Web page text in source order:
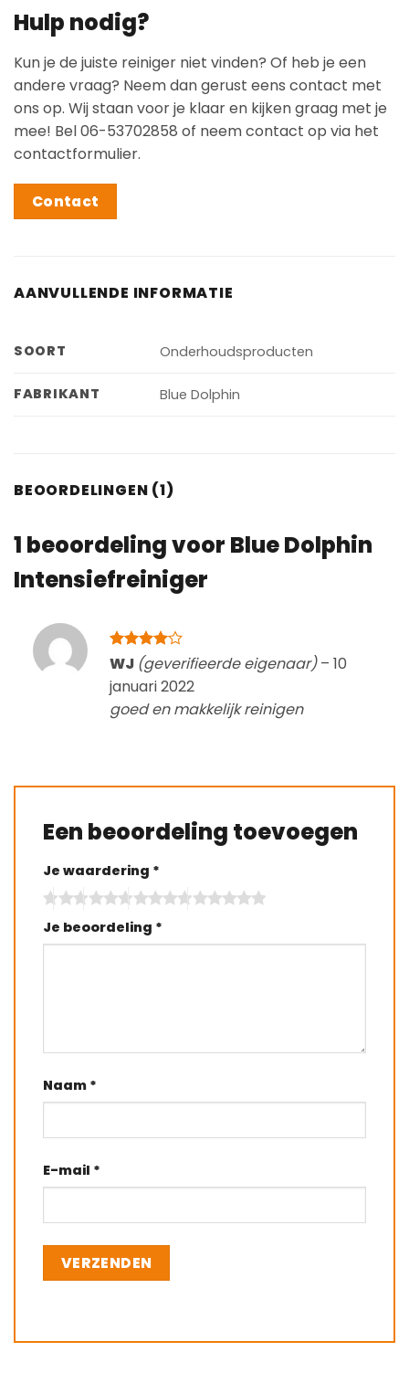
Hulp nodig?
Kun je de juiste reiniger niet vinden? Of heb je een
andere vraag? Neem dan gerust eens contact met
ons op. Wij staan voor je klaar en kijken graag met je
mee! Bel 06-53702858 of neem contact op via het
contactformulier.
Contact
AANVULLENDE INFORMATIE
SOORT Onderhoudsproducten
FABRIKANT Blue Dolphin
BEOORDELINGEN (1)
1 beoordeling voor Blue Dolphin
Intensiefreiniger
Gewaardeerd
uit 5
WJ (geverifieerde eigenaar) – 10
januari 2022
goed en makkelijk reinigen
Een beoordeling toevoegen
Je waardering *
Je beoordeling *
Naam *
E-mail *